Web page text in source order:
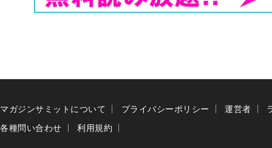
マガジンサミットについて プライバシーポリシー 運営者
各種問い合わせ
利用規約